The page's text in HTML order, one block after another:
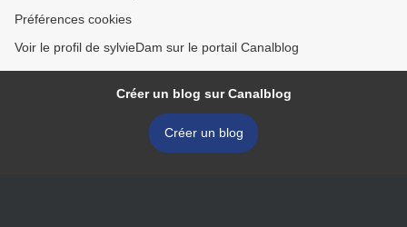
Préférences cookies
Voir le profil de sylvieDam sur le portail Canalblog
Créer un blog sur Canalblog
Créer un blog